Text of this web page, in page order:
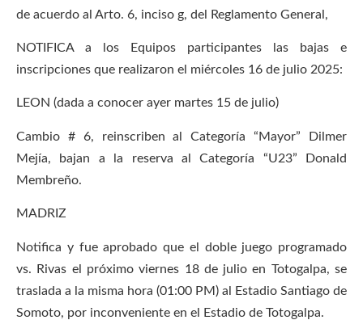
de acuerdo al Arto. 6, inciso g, del Reglamento General,
NOTIFICA a los Equipos participantes las bajas e
inscripciones que realizaron el miércoles 16 de julio 2025:
LEON (dada a conocer ayer martes 15 de julio)
Cambio # 6, reinscriben al Categoría “Mayor” Dilmer
Mejía, bajan a la reserva al Categoría “U23” Donald
Membreño.
MADRIZ
Notifica y fue aprobado que el doble juego programado
vs. Rivas el próximo viernes 18 de julio en Totogalpa, se
traslada a la misma hora (01:00 PM) al Estadio Santiago de
Somoto, por inconveniente en el Estadio de Totogalpa.